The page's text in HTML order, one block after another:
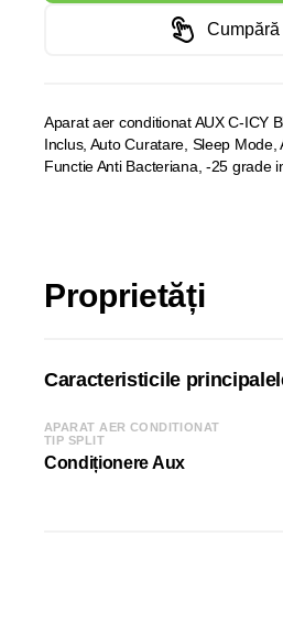
Cumpără
Aparat aer conditionat AUX C-ICY
Inclus, Auto Curatare, Sleep Mode,
Functie Anti Bacteriana, -25 grade
Proprietăți
Caracteristicile
APARAT AER CONDITIONAT
TIP SPLIT
Condiționere Aux